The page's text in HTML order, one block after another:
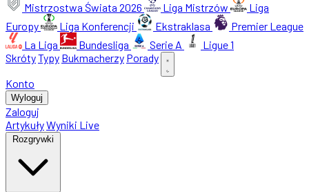
Mistrzostwa Świata 2026 Liga Mistrzów
Liga
Europy
Liga Konferencji Ekstraklasa
Premier League
La Liga
Bundesliga Serie A
Ligue 1
SkrótyTypy Bukmacherzy Porady
Konto
Wyloguj
Zaloguj
ArtykułyWyniki Live
Rozgrywki